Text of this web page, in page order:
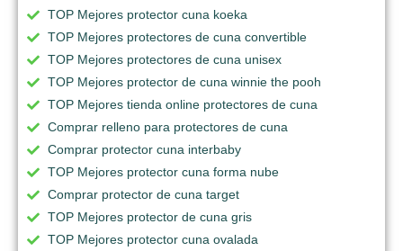
TOP Mejores protector cuna koeka
TOP Mejores protectores de cuna convertible
TOP Mejores protectores de cuna unisex
TOP Mejores protector de cuna winnie the pooh
TOP Mejores tienda online protectores de cuna
Comprar relleno para protectores de cuna
Comprar protector cuna interbaby
TOP Mejores protector cuna forma nube
Comprar protector de cuna target
TOP Mejores protector de cuna gris
TOP Mejores protector cuna ovalada